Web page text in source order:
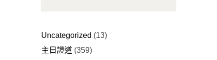
Uncategorized (13)
主日證道 (359)